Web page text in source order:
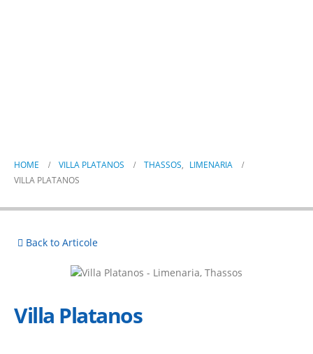
HOME VILLA PLATANOS THASSOS, LIMENARIA
VILLA PLATANOS
Back to Articole
Villa Platanos